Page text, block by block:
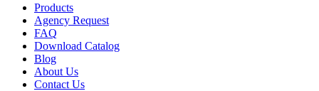
Products
Agency Request
FAQ
Download Catalog
Blog
About Us
Contact Us